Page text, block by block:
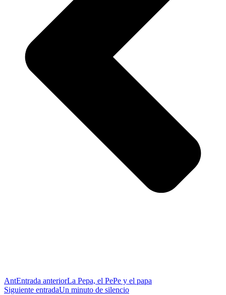
AntEntrada anteriorLa Pepa, el PePe y el papa
Siguiente entradaUn minuto de silencio